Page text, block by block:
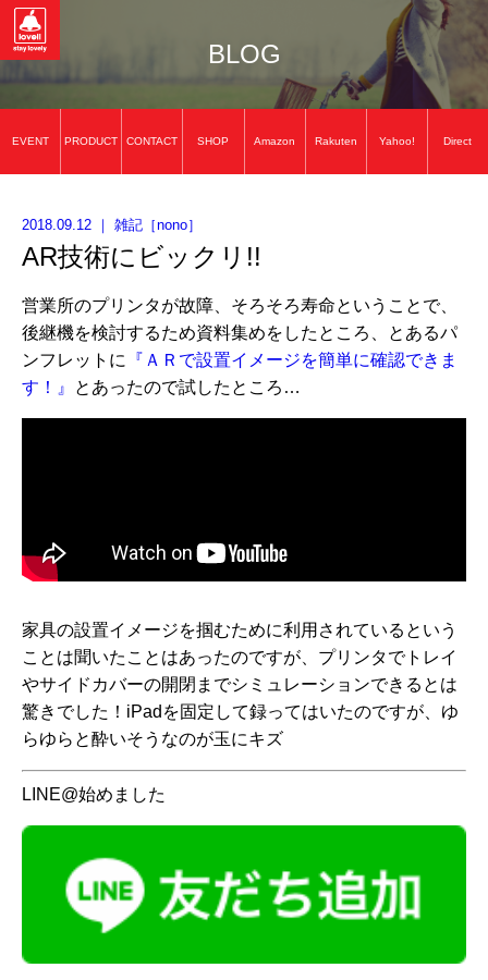
BLOG
2018.09.12 ｜ 雑記 ［nono］
AR技術にビックリ!!
営業所のプリンタが故障、そろそろ寿命ということで、
後継機を検討するため資料集めをしたところ、とあるパ
ンフレットに
『ＡＲで設置イメージを簡単に確認できま
す！』
とあったので試したところ…
家具の設置イメージを掴むために利用されているという
ことは聞いたことはあったのですが、プリンタでトレイ
やサイドカバーの開閉までシミュレーションできるとは
驚きでした！iPadを固定して録ってはいたのですが、ゆ
らゆらと酔いそうなのが玉にキズ
LINE@始めました
EVENT PRODUCT CONTACT SHOP Amazon Rakuten Yahoo! Direct